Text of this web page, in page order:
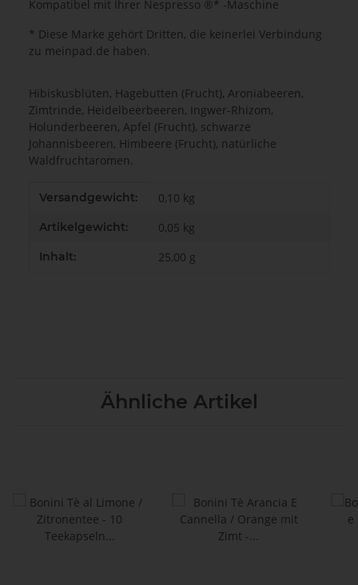
Kompatibel mit Ihrer Nespresso ®* -Maschine
* Diese Marke gehört Dritten, die keinerlei Verbindung
zu meinpad.de haben.
Hibiskusblüten, Hagebutten (Frucht), Aroniabeeren,
Zimtrinde, Heidelbeerbeeren, Ingwer-Rhizom,
Holunderbeeren, Apfel (Frucht), schwarze
Johannisbeeren, Himbeere (Frucht), natürliche
Waldfruchtaromen.
Produkteigenschaft
Wert
Versandgewicht: 0,10 kg
Artikelgewicht: 0,05 kg
Inhalt: 25,00 g
Ähnliche Artikel